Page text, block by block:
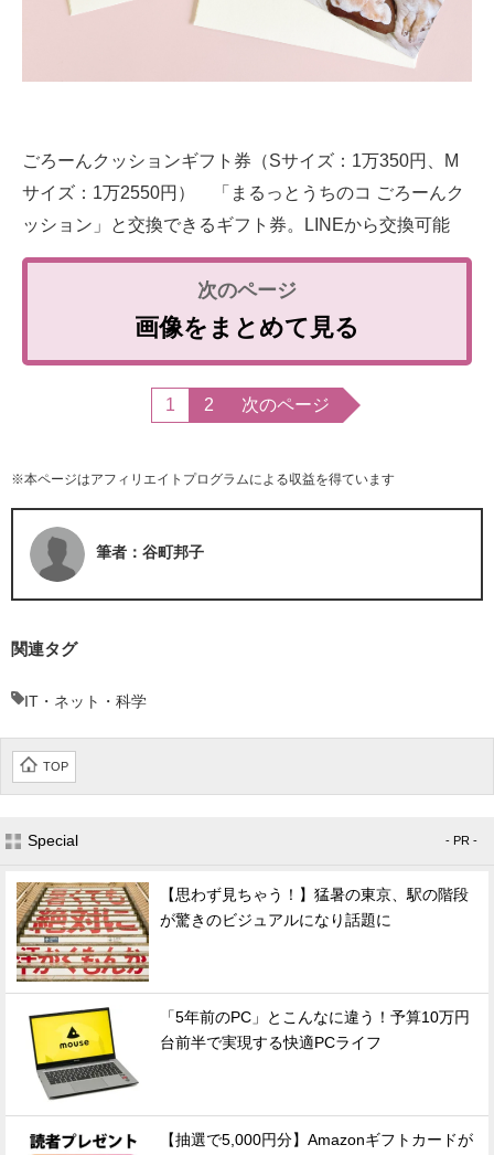
ごろーんクッションギフト券（Sサイズ：1万350円、M
サイズ：1万2550円） 「まるっとうちのコ ごろーんク
ッション」と交換できるギフト券。LINEから交換可能
画像をまとめて見る
1 2 次のページ
※本ページはアフィリエイトプログラムによる収益を得ています
筆者：谷町邦子
関連タグ
IT・ネット・科学
TOP
Special - PR -
【思わず見ちゃう！】猛暑の東京、駅の階段
が驚きのビジュアルになり話題に
「5年前のPC」とこんなに違う！予算10万円
台前半で実現する快適PCライフ
【抽選で5,000円分】Amazonギフトカードが